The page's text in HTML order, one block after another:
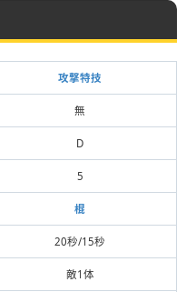
攻撃特技
無
D
5
棍
20秒/15秒
敵1体